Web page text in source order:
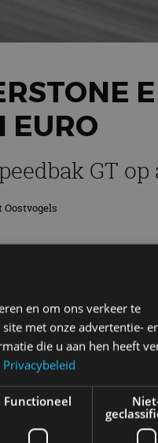
EURO
GT op
Oostvogels
van Genève
de reguliere
Edition. Die
de BTW en BPM!
en om ons verkeer te
met onze advertentie-
die u aan hen heeft
Privacybeleid
Functioneel